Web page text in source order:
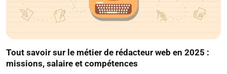
Tout savoir sur le métier de rédacteur web en 2025 :
missions, salaire et compétences